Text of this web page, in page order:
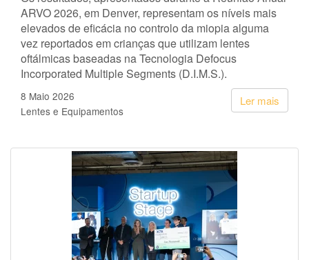
ARVO 2026, em Denver, representam os níveis mais
elevados de eficácia no controlo da miopia alguma
vez reportados em crianças que utilizam lentes
oftálmicas baseadas na Tecnologia Defocus
Incorporated Multiple Segments (D.I.M.S.).
Ler mais
8 Maio 2026
Lentes e Equipamentos